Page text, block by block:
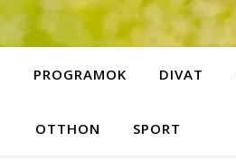
PROGRAMOK DIVAT
OTTHON SPORT